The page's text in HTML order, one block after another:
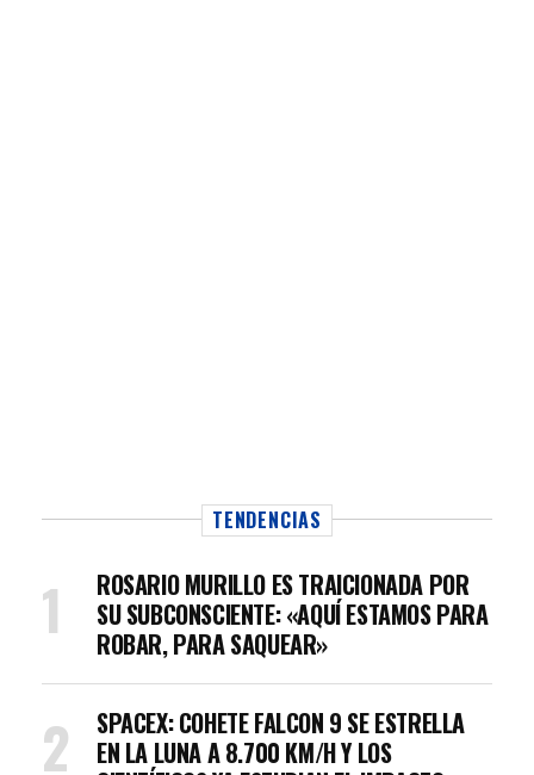
TENDENCIAS
ROSARIO MURILLO ES TRAICIONADA POR
SU SUBCONSCIENTE: «AQUÍ ESTAMOS PARA
ROBAR, PARA SAQUEAR»
SPACEX: COHETE FALCON 9 SE ESTRELLA
EN LA LUNA A 8.700 KM/H Y LOS